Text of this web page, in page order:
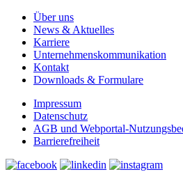
Über uns
News & Aktuelles
Karriere
Unternehmenskommunikation
Kontakt
Downloads & Formulare
Impressum
Datenschutz
AGB und Webportal-
Barrierefreiheit